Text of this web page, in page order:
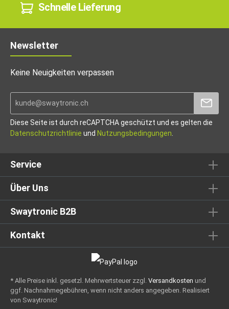
Schnelle Lieferung
Newsletter
Keine Neuigkeiten verpassen
Diese Seite ist durch reCAPTCHA geschützt und es gelten die
Datenschutzrichtlinie und Nutzungsbedingungen
Service
Über Uns
Swaytronic B2B
Kontakt
* Alle Preise inkl. gesetzl. Mehrwertsteuer zzgl. Versandkosten und
ggf. Nachnahmegebühren, wenn nicht anders angegeben. Realisiert
von Swaytronic!